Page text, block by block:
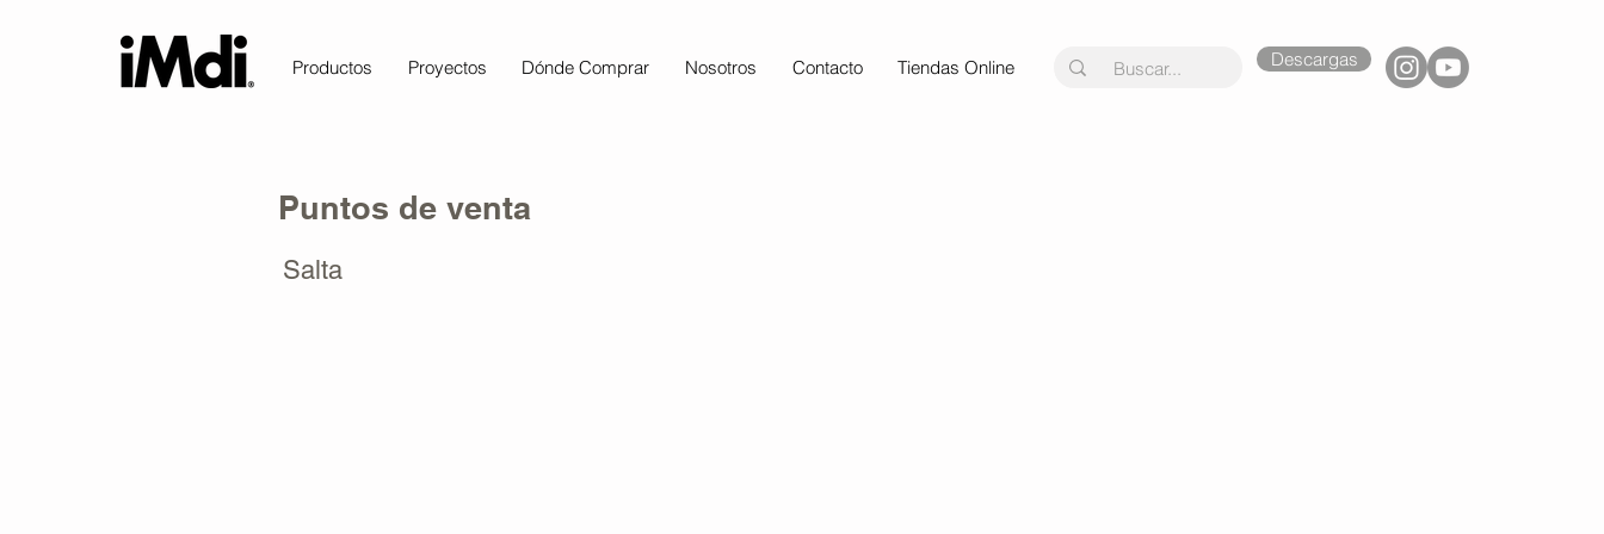
Productos Proyectos Dónde Comprar Nosotros Contacto Tiendas Online Descargas
Puntos de venta
Salta